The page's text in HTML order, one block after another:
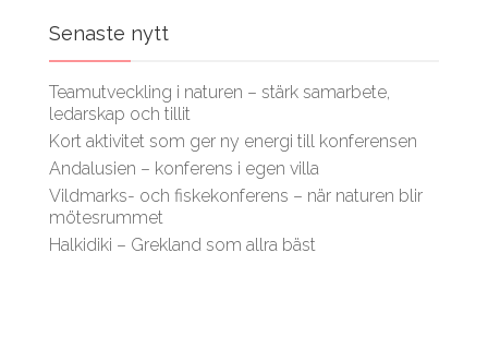
Senaste nytt
Teamutveckling i naturen – stärk samarbete,
ledarskap och tillit
Kort aktivitet som ger ny energi till konferensen
Andalusien – konferens i egen villa
Vildmarks- och fiskekonferens – när naturen blir
mötesrummet
Halkidiki – Grekland som allra bäst